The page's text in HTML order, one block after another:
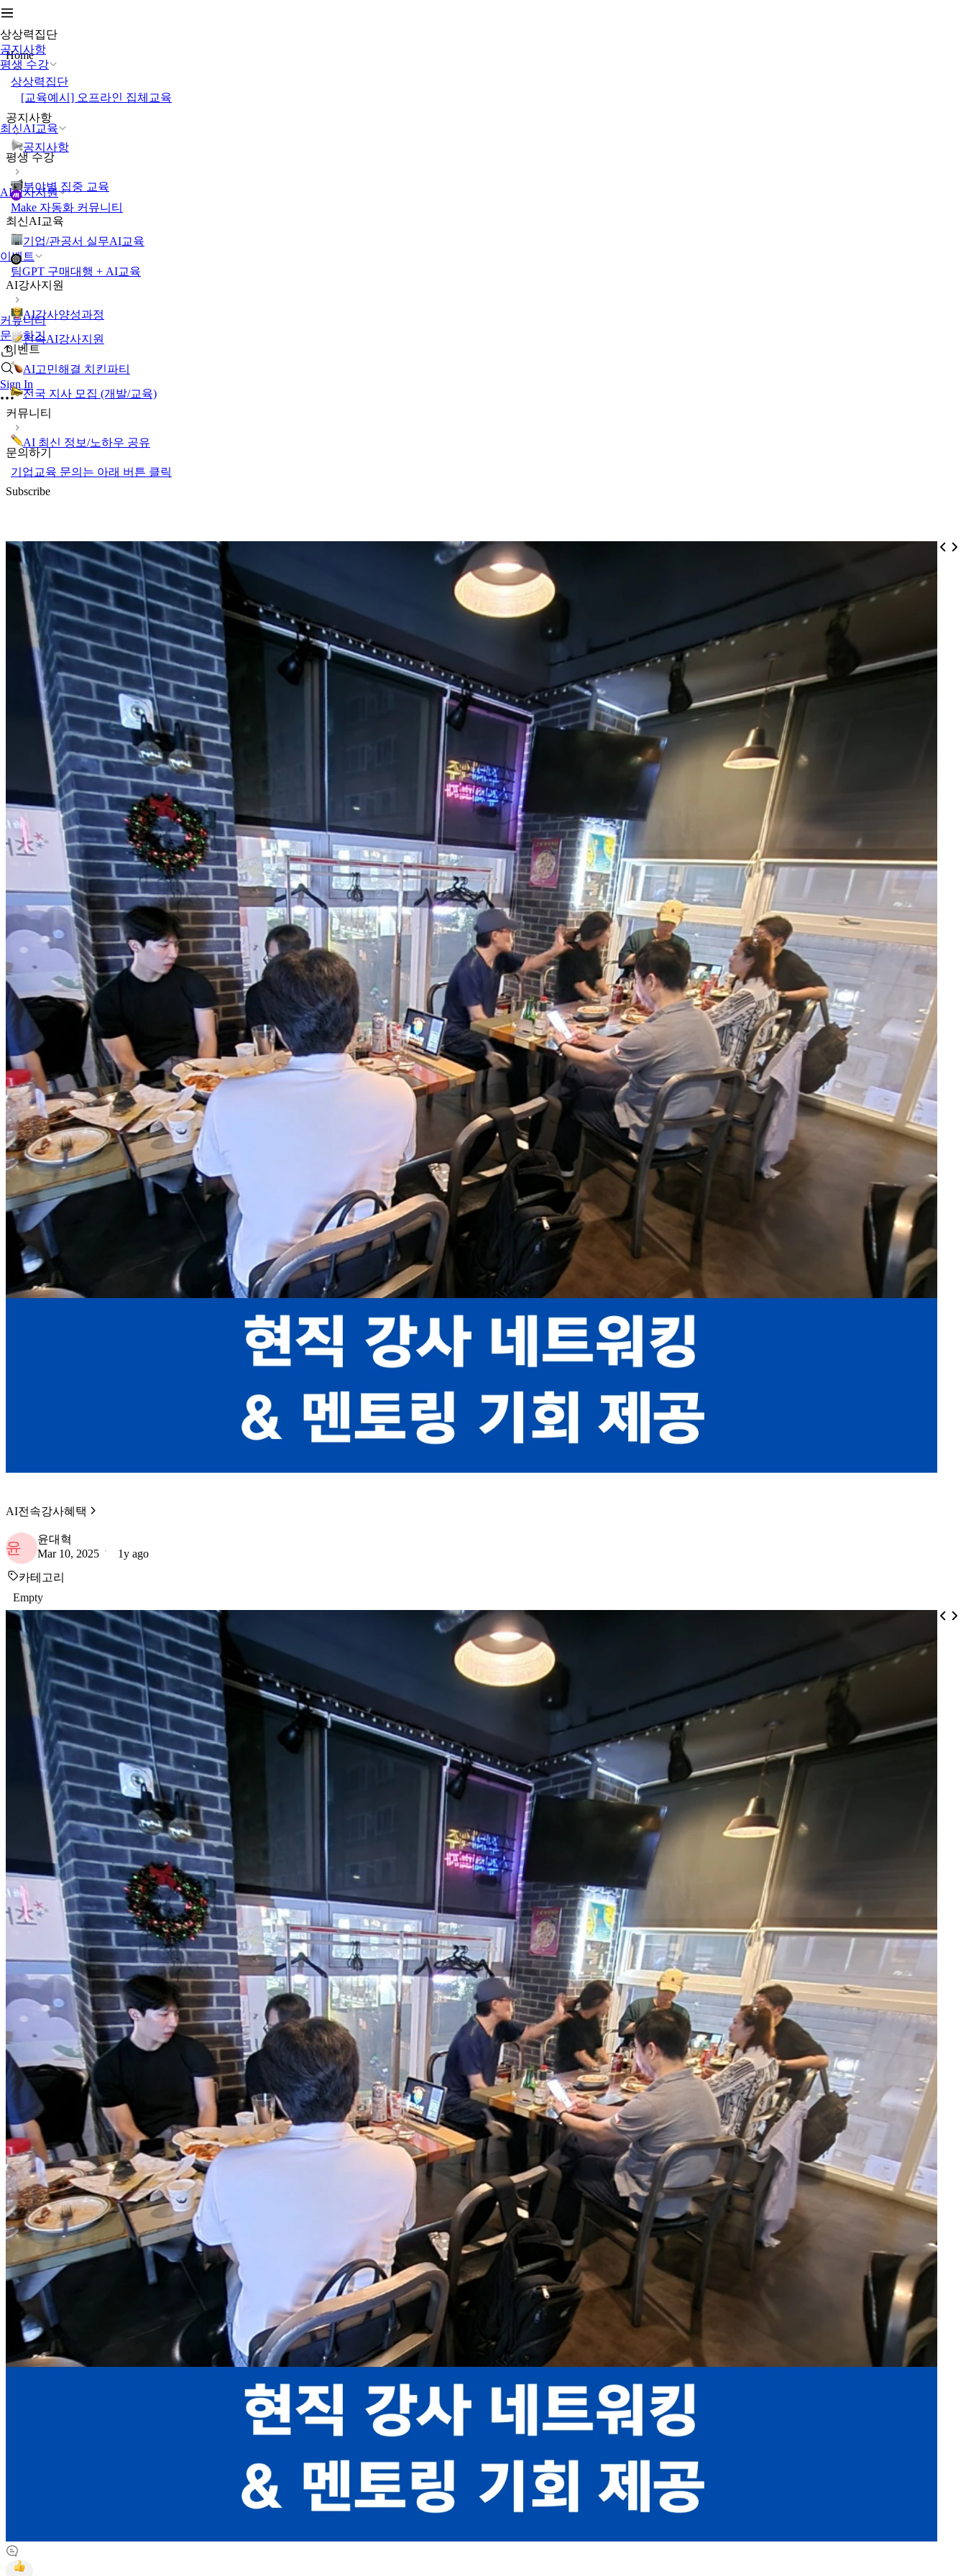
상상력집단
공지사항
평생 수강
최신AI교육
AI강사지원
이벤트
커뮤니티
문의하기
Sign In
Home
상상력집단
[교육예시] 오프라인 집체교육
공지사항
공지사항
평생 수강
분야별 집중 교육
Make 자동화 커뮤니티
최신AI교육
기업/관공서 실무AI교육
팀GPT 구매대행 + AI교육
AI강사지원
AI강사양성과정
전속AI강사지원
이벤트
AI고민해결 치킨파티
전국 지사 모집 (개발/교육)
커뮤니티
AI 최신 정보/노하우 공유
문의하기
기업교육 문의는 아래 버튼 클릭
Subscribe
AI전속강사혜택
윤
윤대혁
Mar 10, 2025
1y ago
카테고리
Empty